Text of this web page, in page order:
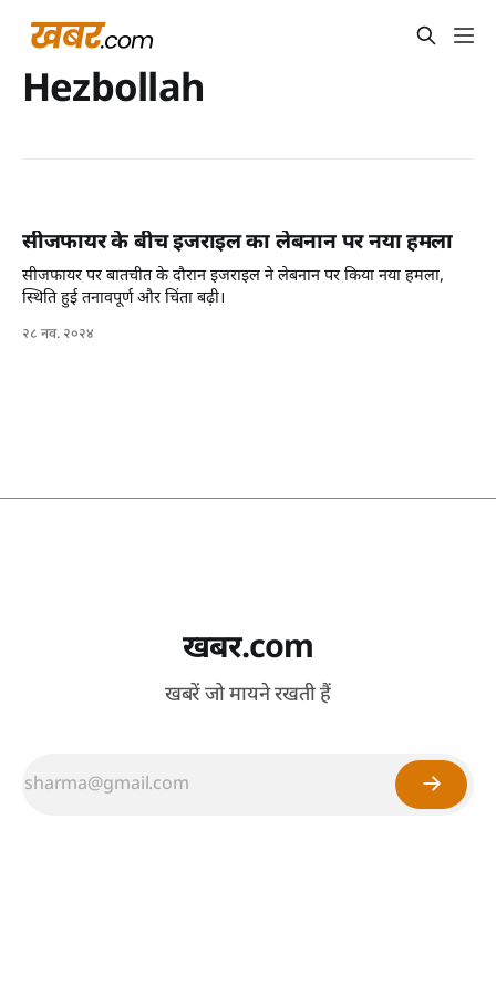
Hezbollah
सीजफायर के बीच इजराइल का लेबनान पर नया हमला
सीजफायर पर बातचीत के दौरान इजराइल ने लेबनान पर किया नया हमला,
स्थिति हुई तनावपूर्ण और चिंता बढ़ी।
२८ नव. २०२४
खबर.com
खबरें जो मायने रखती हैं